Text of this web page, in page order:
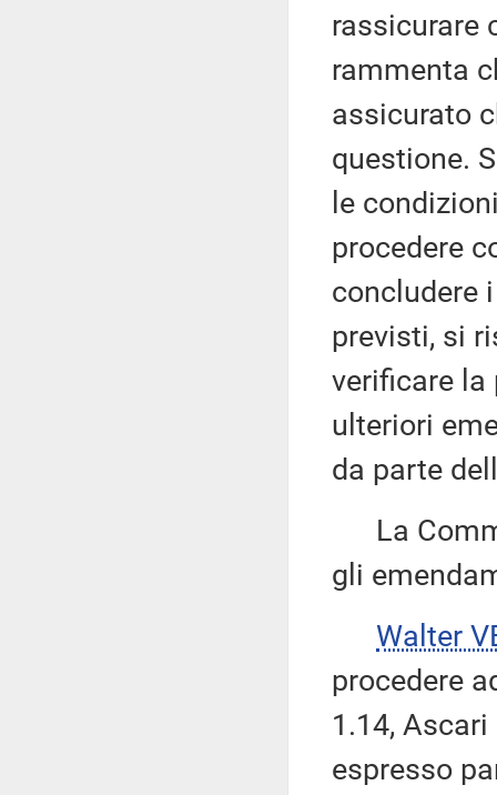
rassicurare
rammenta
assicurato
questione.
le
procedere
concludere
previsti, si
verificare
ulteriori
da parte
La
gli
Walter
procedere
1.14,
espresso